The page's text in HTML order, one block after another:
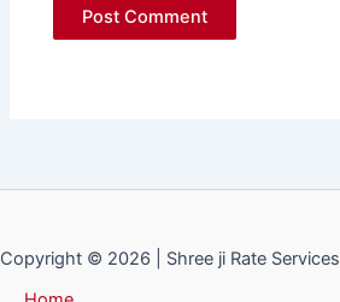
Copyright © 2026 | Shree ji Rate Services